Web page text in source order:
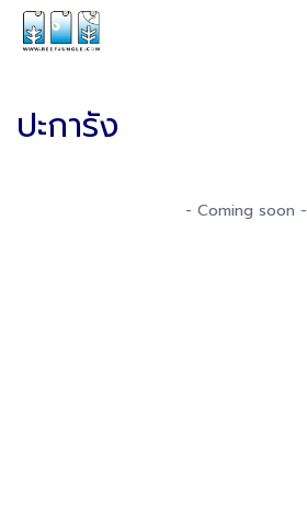
ปะการัง
- Coming soon -